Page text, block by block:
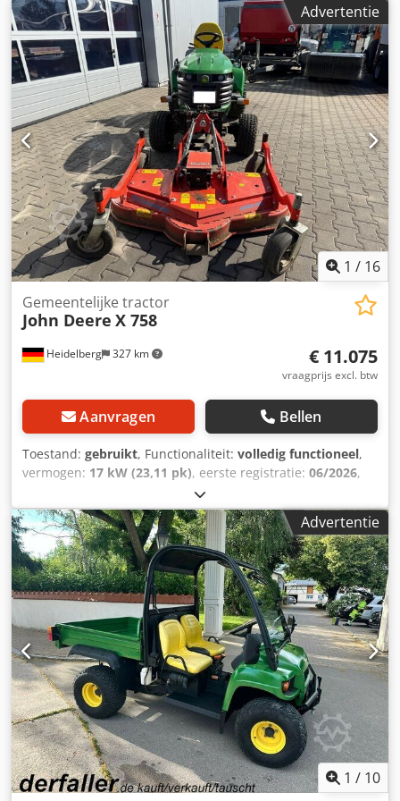
01/2014, Uitrusting: airconditioning, cabine, hydraulica,
voorste aftakas, John Deere 1585 grasmaaier met 900 l
opvangbak, straattoelating, vierwielaandrijving, 60'
maaidek, extra bedieningsunit aan de voorzijde,
airconditioning. Crjdpfx Ajy Uh E Djb Sjf
Advertentie
1 / 16
Heidelberg 327 km
Gemeentelijke tractor
John Deere X 758
€ 11.075
vraagprijs excl. btw
Aanvragen Bellen
Toestand: gebruikt, Functionaliteit: volledig functioneel,
vermogen: 17 kW (23,11 pk), eerste registratie: 06/2026,
groen
Uitrusting:autoregistratie, hydraulica, X 758 John Deere
X758 Motor: 3-cilinder dieselmotor, ca. 993 cm³
cilinderinhoud, 23 pk / 17 kW. Aandrijving: Permanente
vierwielaandrijving (AWD/4WD), hydraulisch. Transmissie:
Hydrostatisch, 2-pedaalbediening (Twin Touch).
Stuurinrichting: Hydraulische stuurbekrachtiging.
Frontaftakas Achteraftakas Tankinhoud: ca. 20 liter
Aanhanglast: Tot 544 kg Draaicirkel: ca. 63,5 cm (25 inch).
Inclusief: Maaidek Wiedenmann RMR 130 H Bouwjaar:
2015 Veegmachine ecotech 0SGK-130 Bouwjaar: 2015
Zoutstrooier ecotech Bouwjaar: 2015 Wijzigingen,
typefouten, vergissingen en tussentijdse verkoop
voorbehouden. Alle gegevens zijn zonder garantie. Crjdpfx
Aozdtkzjb Sof Verkoop vindt plaats onder uitsluiting van
elke garantie of waarborg.
Advertentie
1 / 10